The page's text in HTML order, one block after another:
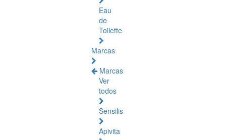
Eau
de
Toilette
Marcas
Marcas
Ver
todos
Sensilis
Apivita